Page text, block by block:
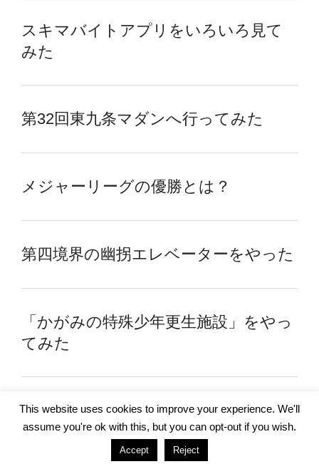
スキマバイトアプリをいろいろ見て
みた
第32回東九条マダンへ行ってみた
メジャーリーグの優勝とは？
第四境界の幽拐エレベーターをやった
「かがみの特殊少年更生施設」をやっ
てみた
Proudly powered by WordPress
This website uses cookies to improve your experience. We'll
assume you're ok with this, but you can opt-out if you wish.
Accept Reject